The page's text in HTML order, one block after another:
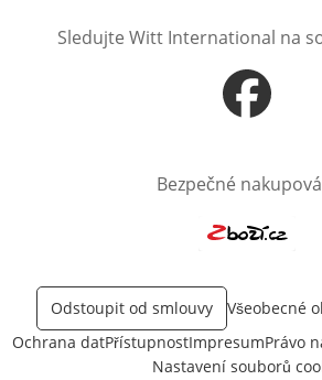
Sledujte Witt International na
Otevře v
Bezpečné
Odstoupit od smlouvy
Všeobecné
Ochrana datPřístupnostImpresumPrávo
Nastavení souborů